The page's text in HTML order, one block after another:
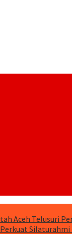
Aceh Telusuri